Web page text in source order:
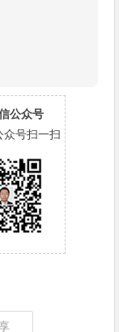
公众号
众号扫一扫